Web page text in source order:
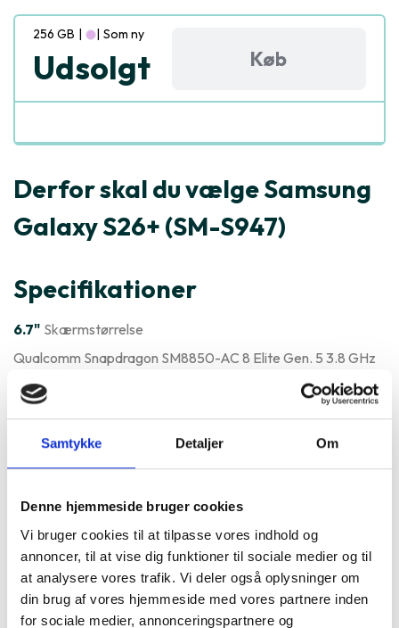
Samtykke Detaljer Om
Denne hjemmeside bruger cookies
Vi bruger cookies til at tilpasse vores indhold og
annoncer, til at vise dig funktioner til sociale medier og til
at analysere vores trafik. Vi deler også oplysninger om
din brug af vores hjemmeside med vores partnere inden
for sociale medier, annonceringspartnere og
256 GB | | Som ny
Udsolgt Køb
Derfor skal du vælge Samsung
Galaxy S26+ (SM-S947)
Specifikationer
6.7" Skærmstørrelse
Qualcomm Snapdragon SM8850-AC 8 Elite Gen. 5 3.8 GHz
5G
Varenummer 457199
Samsung Galaxy S26+ (SM-
S947) er ofte købt sammen med